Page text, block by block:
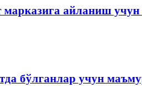
марказига айланиш
бўлганлар учун